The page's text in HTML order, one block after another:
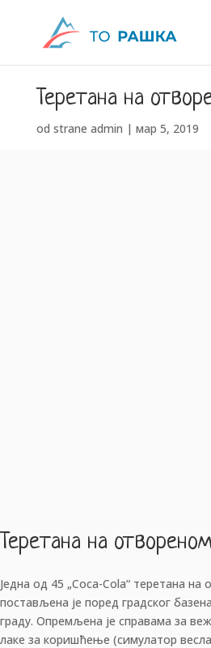
Теретана на
od strane admin | мар 5, 2019
Теретана на
Једна од 45 „Coca-Cola“ теретана на
постављена је поред градског
граду. Опремљена је справама за
лаке за коришћење (симулатор